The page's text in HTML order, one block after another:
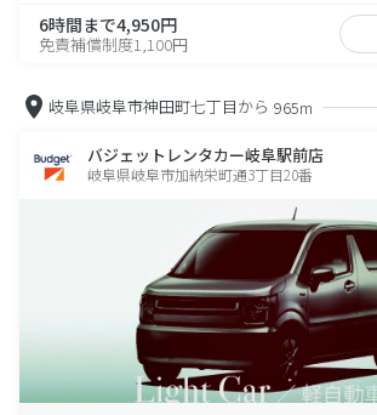
6時間まで4,950円
免責補償制度1,100円
岐阜県岐阜市神田町七丁目から 965m
バジェットレンタカー岐阜駅前店
岐阜県岐阜市加納栄町通3丁目20番